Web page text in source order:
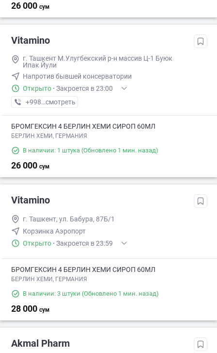
26 000 сум
Vitamino
г. Ташкент М.Улугбекский р-н массив Ц-1 Буюк
Ипак Йули
Напротив бывшей консерватории
Открыто · Закроется в 23:00
+998 (95) XXX-XX-XX
смотреть
БРОМГЕКСИН 4 БЕРЛИН ХЕМИ СИРОП 60МЛ
БЕРЛИН ХЕМИ, ГЕРМАНИЯ
В наличии: 1 штука (Обновлено 1 мин. назад)
26 000 сум
Vitamino
г. Ташкент, ул. Бабура, 87Б/1
Корзинка Аэропорт
Открыто · Закроется в 23:59
БРОМГЕКСИН 4 БЕРЛИН ХЕМИ СИРОП 60МЛ
БЕРЛИН ХЕМИ, ГЕРМАНИЯ
В наличии: 3 штуки (Обновлено 1 мин. назад)
28 000 сум
Akmal Pharm